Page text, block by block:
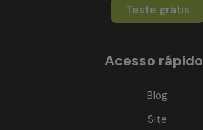
Teste grátis
Acesso rápido
Blog
Site